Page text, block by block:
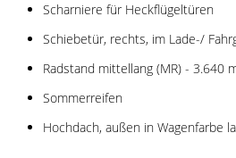
Scharniere für Heckflügeltüren
Schiebetür, rechts, im Lade-/
Radstand mittellang (MR) - 3.640
Sommerreifen
Hochdach, außen in Wagenfarbe